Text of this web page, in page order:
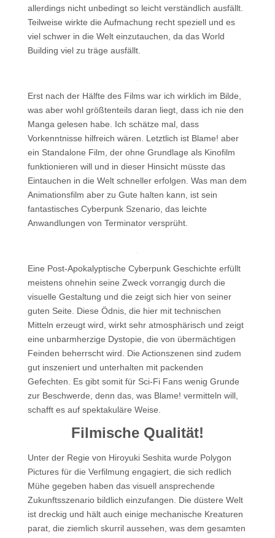
allerdings nicht unbedingt so leicht verständlich ausfällt.
Teilweise wirkte die Aufmachung recht speziell und es
viel schwer in die Welt einzutauchen, da das World
Building viel zu träge ausfällt.
Erst nach der Hälfte des Films war ich wirklich im Bilde,
was aber wohl größtenteils daran liegt, dass ich nie den
Manga gelesen habe. Ich schätze mal, dass
Vorkenntnisse hilfreich wären. Letztlich ist Blame! aber
ein Standalone Film, der ohne Grundlage als Kinofilm
funktionieren will und in dieser Hinsicht müsste das
Eintauchen in die Welt schneller erfolgen. Was man dem
Animationsfilm aber zu Gute halten kann, ist sein
fantastisches Cyberpunk Szenario, das leichte
Anwandlungen von Terminator versprüht.
Eine Post-Apokalyptische Cyberpunk Geschichte erfüllt
meistens ohnehin seine Zweck vorrangig durch die
visuelle Gestaltung und die zeigt sich hier von seiner
guten Seite. Diese Ödnis, die hier mit technischen
Mitteln erzeugt wird, wirkt sehr atmosphärisch und zeigt
eine unbarmherzige Dystopie, die von übermächtigen
Feinden beherrscht wird. Die Actionszenen sind zudem
gut inszeniert und unterhalten mit packenden
Gefechten. Es gibt somit für Sci-Fi Fans wenig Grunde
zur Beschwerde, denn das, was Blame! vermitteln will,
schafft es auf spektakuläre Weise.
Filmische Qualität!
Unter der Regie von Hiroyuki Seshita wurde Polygon
Pictures für die Verfilmung engagiert, die sich redlich
Mühe gegeben haben das visuell ansprechende
Zukunftsszenario bildlich einzufangen. Die düstere Welt
ist dreckig und hält auch einige mechanische Kreaturen
parat, die ziemlich skurril aussehen, was dem gesamten